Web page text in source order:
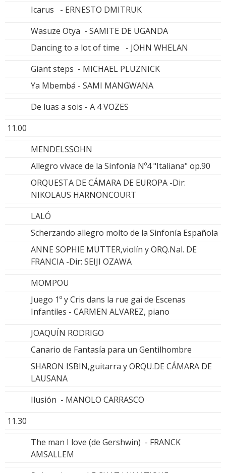
Icarus - ERNESTO DMITRUK
Wasuze Otya - SAMITE DE UGANDA
Dancing to a lot of time - JOHN WHELAN
Giant steps - MICHAEL PLUZNICK
Ya Mbembá - SAMI MANGWANA
De luas a sois - A 4 VOZES
11.00
MENDELSSOHN
Allegro vivace de la Sinfonía Nº4 "Italiana" op.90
ORQUESTA DE CÁMARA DE EUROPA -Dir:
NIKOLAUS HARNONCOURT
LALÓ
Scherzando allegro molto de la Sinfonía Española
ANNE SOPHIE MUTTER,violín y ORQ.Nal. DE
FRANCIA -Dir: SEIJI OZAWA
MOMPOU
Juego 1º y Cris dans la rue gai de Escenas
Infantiles - CARMEN ALVAREZ, piano
JOAQUÍN RODRIGO
Canario de Fantasía para un Gentilhombre
SHARON ISBIN,guitarra y ORQU.DE CÁMARA DE
LAUSANA
Ilusión - MANOLO CARRASCO
11.30
The man I love (de Gershwin) - FRANCK
AMSALLEM